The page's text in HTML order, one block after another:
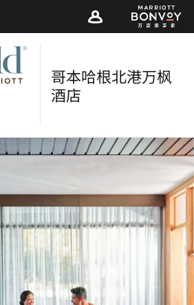
哥本哈根北港万枫
酒店